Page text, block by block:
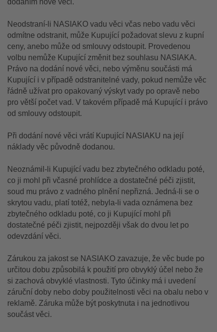
dodáním nové věci.
Neodstraní-li NASIAKO vadu věci včas nebo vadu věci
odmítne odstranit, může Kupující požadovat slevu z kupní
ceny, anebo může od smlouvy odstoupit. Provedenou
volbu nemůže Kupující změnit bez souhlasu NASIAKA.
Právo na dodání nové věci, nebo výměnu součásti má
Kupující i v případě odstranitelné vady, pokud nemůže věc
řádně užívat pro opakovaný výskyt vady po opravě nebo
pro větší počet vad. V takovém případě má Kupující i právo
od smlouvy odstoupit.
Při dodání nové věci vrátí Kupující NASIAKU na její
náklady věc původně dodanou.
Neoznámil-li Kupující vadu bez zbytečného odkladu poté,
co ji mohl při včasné prohlídce a dostatečné péči zjistit,
soud mu právo z vadného plnění nepřizná. Jedná-li se o
skrytou vadu, platí totéž, nebyla-li vada oznámena bez
zbytečného odkladu poté, co ji Kupující mohl při
dostatečné péči zjistit, nejpozději však do dvou let po
odevzdání věci.
Zárukou za jakost se NASIAKO zavazuje, že věc bude po
určitou dobu způsobilá k použití pro obvyklý účel nebo že
si zachová obvyklé vlastnosti. Tyto účinky má i uvedení
záruční doby nebo doby použitelnosti věci na obalu nebo v
reklamě. Záruka může být poskytnuta i na jednotlivou
součást věci.